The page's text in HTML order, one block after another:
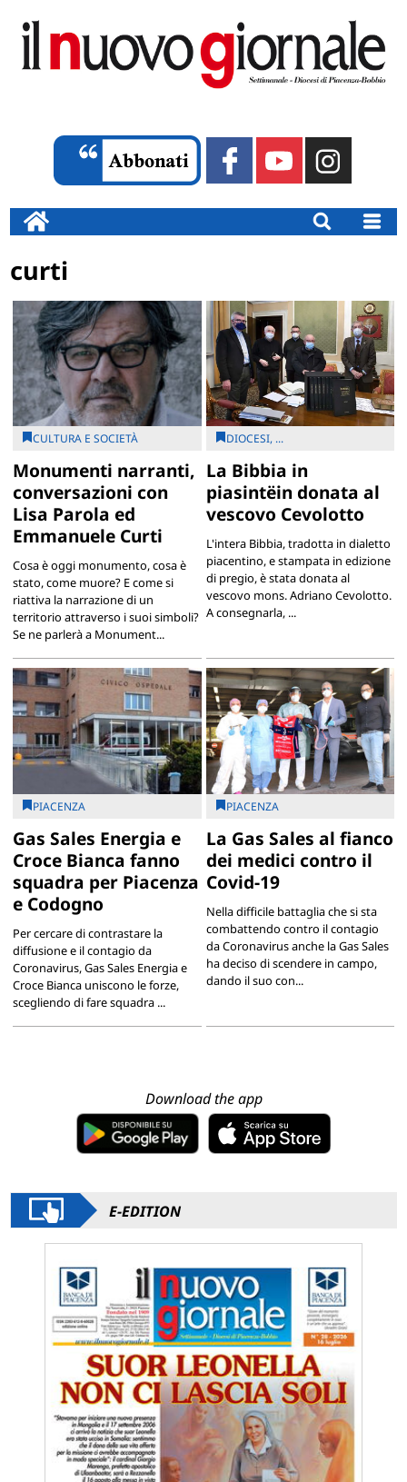
curti
CULTURA E SOCIETÀ
Monumenti narranti,
conversazioni con
Lisa Parola ed
Emmanuele Curti
Cosa è oggi monumento, cosa è
stato, come muore? E come si
riattiva la narrazione di un
territorio attraverso i suoi simboli?
Se ne parlerà a Monument...
DIOCESI, ...
La Bibbia in
piasintëin donata al
vescovo Cevolotto
L'intera Bibbia, tradotta in dialetto
piacentino, e stampata in edizione
di pregio, è stata donata al
vescovo mons. Adriano Cevolotto.
A consegnarla, ...
PIACENZA
Gas Sales Energia e
Croce Bianca fanno
squadra per Piacenza
e Codogno
Per cercare di contrastare la
diffusione e il contagio da
Coronavirus, Gas Sales Energia e
Croce Bianca uniscono le forze,
scegliendo di fare squadra ...
PIACENZA
La Gas Sales al fianco
dei medici contro il
Covid-19
Nella difficile battaglia che si sta
combattendo contro il contagio
da Coronavirus anche la Gas Sales
ha deciso di scendere in campo,
dando il suo con...
Download the app
E-EDITION